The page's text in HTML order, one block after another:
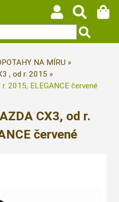
NA MÍRU
, od r. 2015
2015, ELEGANCE červené
CX3, od r.
červené